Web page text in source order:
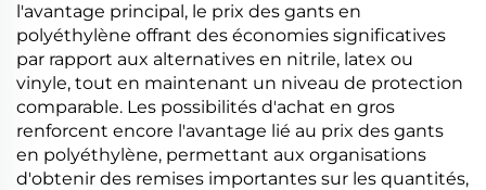
l'avantage principal, le prix des gants en
polyéthylène offrant des économies significatives
par rapport aux alternatives en nitrile, latex ou
vinyle, tout en maintenant un niveau de protection
comparable. Les possibilités d'achat en gros
renforcent encore l'avantage lié au prix des gants
en polyéthylène, permettant aux organisations
d'obtenir des remises importantes sur les quantités,